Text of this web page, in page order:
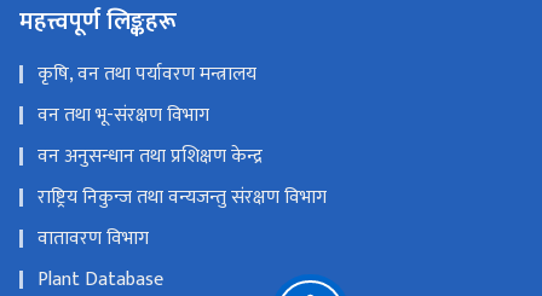
महत्त्वपूर्ण लिङ्कहरू
कृषि, वन तथा पर्यावरण मन्त्रालय
वन तथा भू-संरक्षण विभाग
वन अनुसन्धान तथा प्रशिक्षण केन्द्र
राष्ट्रिय निकुन्ज तथा वन्यजन्तु संरक्षण विभाग
वातावरण विभाग
Plant Database